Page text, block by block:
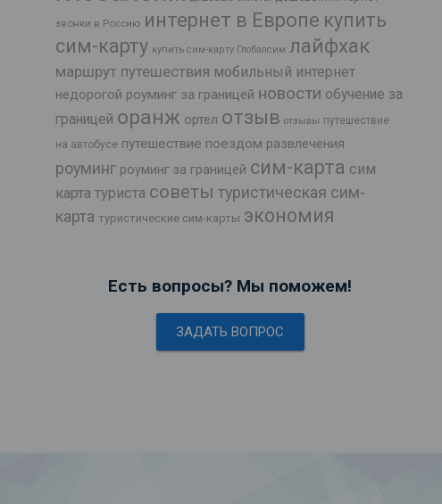
звонки в Россию интернет в Европе купить
сим-карту купить сим-карту Глобалсим лайфхак
маршрут путешествия мобильный интернет
недорогой роуминг за границей новости обучение за
границей оранж ортел отзыв отзывы путешествие
на автобусе путешествие поездом развлечения
роуминг роуминг за границей сим-карта сим
карта туриста советы туристическая сим-
карта туристические сим-карты экономия
Есть вопросы? Мы поможем!
ЗАДАТЬ ВОПРОС